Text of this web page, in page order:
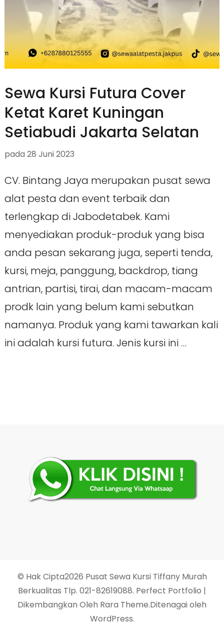
Sewa Kursi Futura Cover
Ketat Karet Kuningan
Setiabudi Jakarta Selatan
pada 28 Juni 2023
CV. Bintang Jaya merupakan pusat sewa
alat pesta dan event terbaik dan
terlengkap di Jabodetabek. Kami
menyediakan produk-produk yang bisa
anda pesan sekarang juga, seperti tenda,
kursi, meja, panggung, backdrop, tiang
antrian, partisi, tirai, dan macam-macam
prodk lain yang belum kami sebutkan
namanya. Produk yang kami tawarkan kali
ini adalah kursi futura. Jenis kursi ini …
© Hak Cipta2026 Pusat Sewa Kursi Tiffany Murah
Berkualitas Tlp. 021-82619088. Perfect Portfolio |
Dikembangkan Oleh Rara Theme.Ditenagai oleh
WordPress.